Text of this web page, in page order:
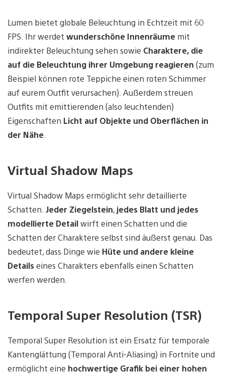
Lumen bietet globale Beleuchtung in Echtzeit mit 60
FPS. Ihr werdet wunderschöne Innenräume mit
indirekter Beleuchtung sehen sowie Charaktere, die
auf die Beleuchtung ihrer Umgebung reagieren (zum
Beispiel können rote Teppiche einen roten Schimmer
auf eurem Outfit verursachen). Außerdem streuen
Outfits mit emittierenden (also leuchtenden)
Eigenschaften Licht auf Objekte und Oberflächen in
der Nähe
Virtual Shadow Maps
Virtual Shadow Maps ermöglicht sehr detaillierte
Schatten. Jeder Ziegelstein, jedes Blatt und jedes
modellierte Detailwirft einen Schatten und die
Schatten der Charaktere selbst sind äußerst genau. Das
bedeutet, dass Dinge wie Hüte und andere kleine
Detailseines Charakters ebenfalls einen Schatten
werfen werden.
Temporal Super Resolution (TSR)
Temporal Super Resolution ist ein Ersatz für temporale
Kantenglättung (Temporal Anti-Aliasing) in Fortnite und
ermöglicht eine hochwertige Grafik bei einer hohen